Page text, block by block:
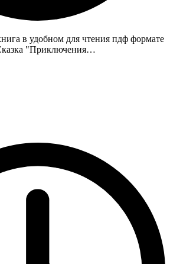
в удобном для чтения пдф формате
"Приключения…